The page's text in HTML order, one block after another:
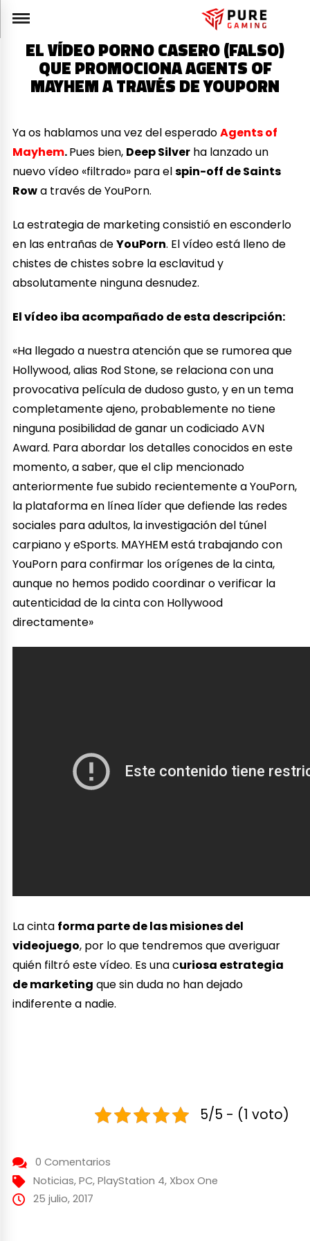
EL VÍDEO PORNO CASERO (FALSO)
QUE PROMOCIONA AGENTS OF
MAYHEM A TRAVÉS DE YOUPORN
Ya os hablamos una vez del esperadoAgents of
Mayhem.Pues bien, Deep Silver ha lanzado un
nuevo vídeo «filtrado» para elspin-off de Saints
Rowa través de YouPorn.
La estrategia de marketing consistió en esconderlo
en las entrañas deYouPorn. El vídeo está lleno de
chistes de chistes sobre la esclavitud y
absolutamente ninguna desnudez.
El vídeo iba acompañado de esta descripción:
«Ha llegado a nuestra atención que se rumorea que
Hollywood, alias Rod Stone, se relaciona con una
provocativa película de dudoso gusto, y en un tema
completamente ajeno, probablemente no tiene
ninguna posibilidad de ganar un codiciado AVN
Award. Para abordar los detalles conocidos en este
momento, a saber, que el clip mencionado
anteriormente fue subido recientemente a YouPorn,
la plataforma en línea líder que defiende las redes
sociales para adultos, la investigación del túnel
carpiano y eSports. MAYHEM está trabajando con
YouPorn para confirmar los orígenes de la cinta,
aunque no hemos podido coordinar o verificar la
autenticidad de la cinta con Hollywood
directamente»
La cinta forma parte de las misiones del
videojuego, por lo que tendremos que averiguar
quién filtró este vídeo. Es una curiosa estrategia
de marketing que sin duda no han dejado
indiferente a nadie.
5/5 - (1 voto)
0 Comentarios
Noticias, PC, PlayStation 4, Xbox One
25 julio, 2017